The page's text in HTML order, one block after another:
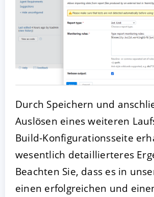
Durch Speichern und
Auslösen eines weiteren
Build-Konfigurationsseite
wesentlich detaillierteres
Beachten Sie, dass es in
einen erfolgreichen und